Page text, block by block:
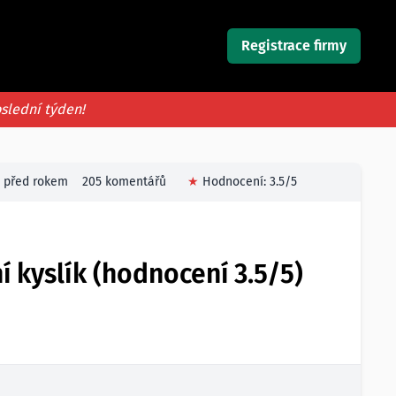
Registrace firmy
týden!
před rokem 205 komentářů ★ Hodnocení: 3.5/5
kyslík (hodnocení 3.5/5)